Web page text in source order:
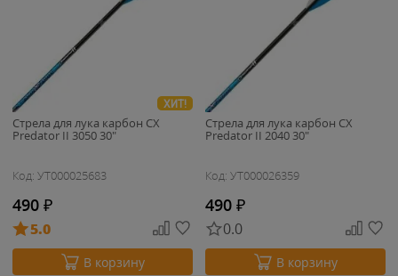
ХИТ!
Стрела для лука карбон CX
Predator II 3050 30"
Код: УТ000025683
490 ₽
5.0
В корзину
Стрела для лука карбон CX
Predator II 2040 30"
Код: УТ000026359
490 ₽
0.0
В корзину